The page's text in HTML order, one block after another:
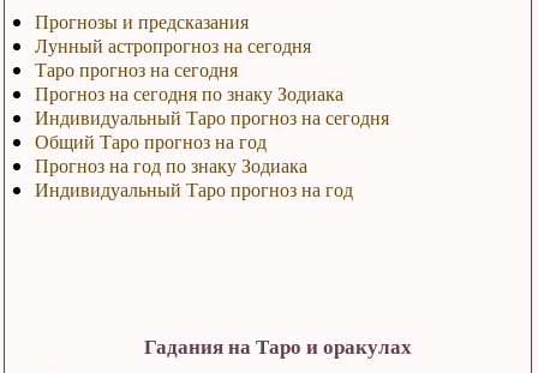
Прогнозы и предсказания
Лунный астропрогноз на сегодня
Таро прогноз на сегодня
Прогноз на сегодня по знаку Зодиака
Индивидуальный Таро прогноз на сегодня
Общий Таро прогноз на год
Прогноз на год по знаку Зодиака
Индивидуальный Таро прогноз на год
Гадания на Таро и оракулах